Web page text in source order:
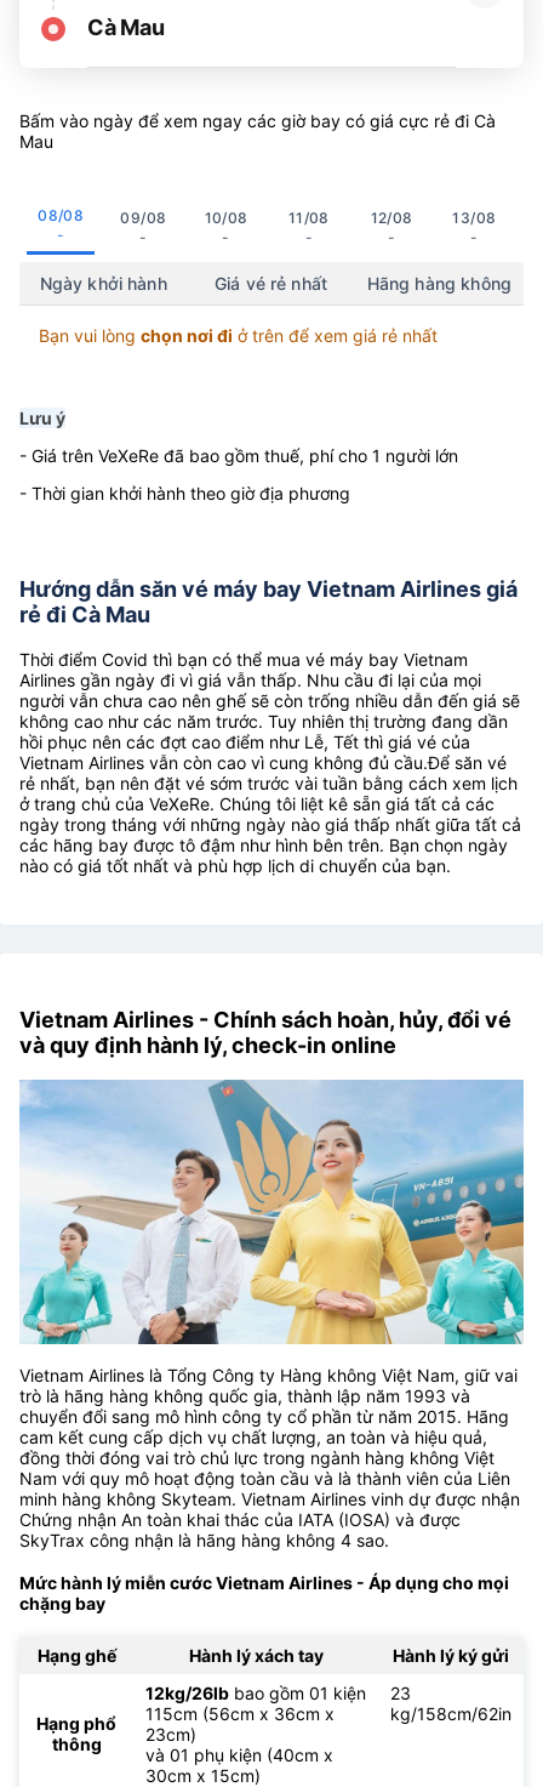
Cà Mau
Bấm vào ngày để xem ngay các giờ bay có giá cực rẻ đi Cà
Mau
08/08
-
09/08
-
10/08
-
11/08
-
12/08
-
13/08
-
Ngày khởi hành Giá vé rẻ nhất Hãng hàng không
Bạn vui lòng chọn nơi đi ở trên để xem giá rẻ nhất
Lưu ý
- Giá trên VeXeRe đã bao gồm thuế, phí cho 1 người lớn
- Thời gian khởi hành theo giờ địa phương
Hướng dẫn săn vé máy bay Vietnam Airlines giá
rẻ đi Cà Mau
Thời điểm Covid thì bạn có thể mua vé máy bay Vietnam
Airlines gần ngày đi vì giá vẫn thấp. Nhu cầu đi lại của mọi
người vẫn chưa cao nên ghế sẽ còn trống nhiều dẫn đến giá sẽ
không cao như các năm trước. Tuy nhiên thị trường đang dần
hồi phục nên các đợt cao điểm như Lễ, Tết thì giá vé của
Vietnam Airlines vẫn còn cao vì cung không đủ cầu.Để săn vé
rẻ nhất, bạn nên đặt vé sớm trước vài tuần bằng cách xem lịch
ở trang chủ của VeXeRe. Chúng tôi liệt kê sẵn giá tất cả các
ngày trong tháng với những ngày nào giá thấp nhất giữa tất cả
các hãng bay được tô đậm như hình bên trên. Bạn chọn ngày
nào có giá tốt nhất và phù hợp lịch di chuyển của bạn.
Vietnam Airlines - Chính sách hoàn, hủy, đổi vé
và quy định hành lý, check-in online
Vietnam Airlines là Tổng Công ty Hàng không Việt Nam, giữ vai
trò là hãng hàng không quốc gia, thành lập năm 1993 và
chuyển đổi sang mô hình công ty cổ phần từ năm 2015. Hãng
cam kết cung cấp dịch vụ chất lượng, an toàn và hiệu quả,
đồng thời đóng vai trò chủ lực trong ngành hàng không Việt
Nam với quy mô hoạt động toàn cầu và là thành viên của Liên
minh hàng không Skyteam. Vietnam Airlines vinh dự được nhận
Chứng nhận An toàn khai thác của IATA (IOSA) và được
SkyTrax công nhận là hãng hàng không 4 sao.
Mức hành lý miễn cước Vietnam Airlines - Áp dụng cho mọi
chặng bay
Hạng ghế Hành lý xách tay Hành lý ký gửi
Hạng phổ
thông
12kg/26lb bao gồm 01 kiện
115cm (56cm x 36cm x
23cm)
và 01 phụ kiện (40cm x
30cm x 15cm)
23
kg/158cm/62in